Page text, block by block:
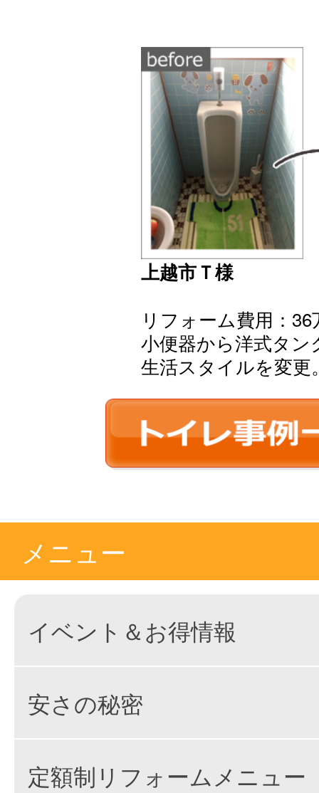
上越市Ｔ様
リフォーム費用：
小便器から洋式タン
生活スタイルを変更
メニュー
イベント＆お得情報
安さの秘密
定額制リフォームメニュー